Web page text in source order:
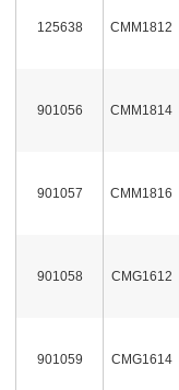
125638 CMM1812
901056 CMM1814
901057 CMM1816
901058 CMG1612
901059 CMG1614